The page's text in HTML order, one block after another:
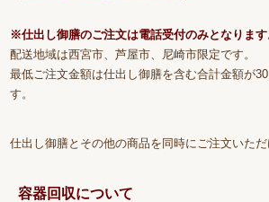
※仕出し御膳のご注文は電話受付のみとなります
配送地域は西宮市、芦屋市、尼崎市限定です。
最低ご注文金額は仕出し御膳を含む合計金額が
す。
仕出し御膳とその他の商品を同時にご注文いただ
容器回収について